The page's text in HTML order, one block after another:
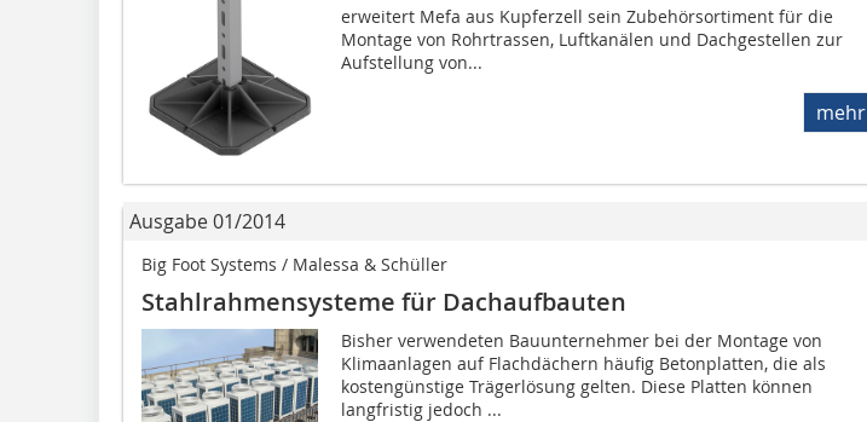
erweitert Mefa aus Kupferzell sein Zubehörsortiment für die
Montage von Rohrtrassen, Luftkanälen und Dachgestellen zur
Aufstellung von...
mehr
Ausgabe 01/2014
Big Foot Systems / Malessa & Schüller
Stahlrahmensysteme für Dachaufbauten
Bisher verwendeten Bauunternehmer bei der Montage von
Klimaanlagen auf Flachdächern häufig Betonplatten, die als
kostengünstige Trägerlösung gelten. Diese Platten können
langfristig jedoch ...